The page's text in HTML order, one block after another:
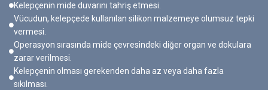
Kelepçenin mide duvarını tahriş etmesi.
Vücudun, kelepçede kullanılan silikon malzemeye olumsuz tepki
vermesi.
Operasyon sırasında mide çevresindeki diğer organ ve dokulara
zarar verilmesi.
Kelepçenin olması gerekenden daha az veya daha fazla
sıkılması.